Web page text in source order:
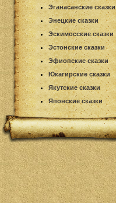
Эганасанские сказки
Энецкие сказки
Эскимосские сказки
Эстонские сказки
Эфиопские сказки
Юкагирские сказки
Якутские сказки
Японские сказки